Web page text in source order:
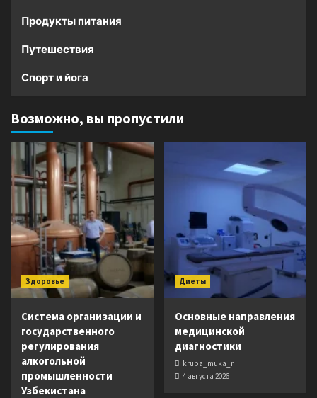
Продукты питания
Путешествия
Спорт и йога
Возможно, вы пропустили
Здоровье
Система организации и
государственного
регулирования
алкогольной
промышленности
Узбекистана
Диеты
Основные направления
медицинской
диагностики
krupa_muka_r
4 августа 2026